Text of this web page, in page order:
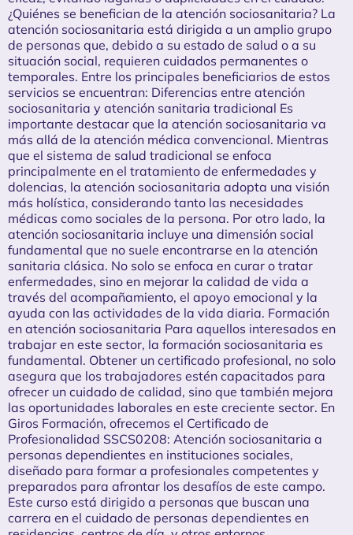
¿Quiénes se benefician de la atención sociosanitaria? La
atención sociosanitaria está dirigida a un amplio grupo
de personas que, debido a su estado de salud o a su
situación social, requieren cuidados permanentes o
temporales. Entre los principales beneficiarios de estos
servicios se encuentran: Diferencias entre atención
sociosanitaria y atención sanitaria tradicional Es
importante destacar que la atención sociosanitaria va
más allá de la atención médica convencional. Mientras
que el sistema de salud tradicional se enfoca
principalmente en el tratamiento de enfermedades y
dolencias, la atención sociosanitaria adopta una visión
más holística, considerando tanto las necesidades
médicas como sociales de la persona. Por otro lado, la
atención sociosanitaria incluye una dimensión social
fundamental que no suele encontrarse en la atención
sanitaria clásica. No solo se enfoca en curar o tratar
enfermedades, sino en mejorar la calidad de vida a
través del acompañamiento, el apoyo emocional y la
ayuda con las actividades de la vida diaria. Formación
en atención sociosanitaria Para aquellos interesados en
trabajar en este sector, la formación sociosanitaria es
fundamental. Obtener un certificado profesional, no solo
asegura que los trabajadores estén capacitados para
ofrecer un cuidado de calidad, sino que también mejora
las oportunidades laborales en este creciente sector. En
Giros Formación, ofrecemos el Certificado de
Profesionalidad SSCS0208: Atención sociosanitaria a
personas dependientes en instituciones sociales,
diseñado para formar a profesionales competentes y
preparados para afrontar los desafíos de este campo.
Este curso está dirigido a personas que buscan una
carrera en el cuidado de personas dependientes en